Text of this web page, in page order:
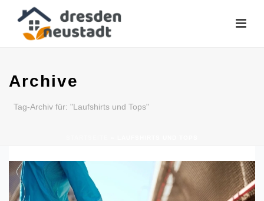
Archive
Tag-Archiv für: "Laufshirts und Tops"